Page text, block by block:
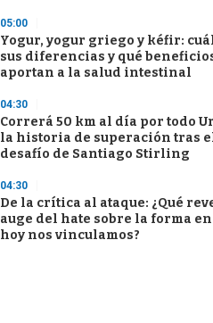
05:00
Yogur, yogur griego y kéfir:
sus diferencias y qué
aportan a la salud intestinal
04:30
Correrá 50 km al día por todo
la historia de superación tras
desafío de Santiago Stirling
04:30
De la crítica al ataque: ¿Qué
auge del hate sobre la forma
hoy nos vinculamos?